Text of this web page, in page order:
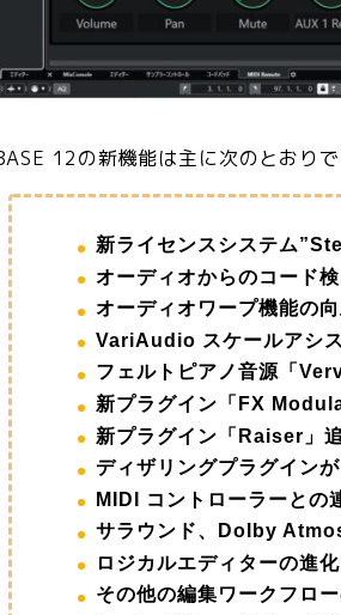
12の新機能は主に次のとおりで
新ライセンスシステム
オーディオからのコード検
オーディオワープ機能の向
VariAudio スケールアシ
フェルトピアノ音源「
新プラグイン「FX
新プラグイン「Raiser」
ディザリングプラグイン
MIDI コントローラーとの
サラウンド、Dolby
ロジカルエディターの進化
その他の編集ワークフロ